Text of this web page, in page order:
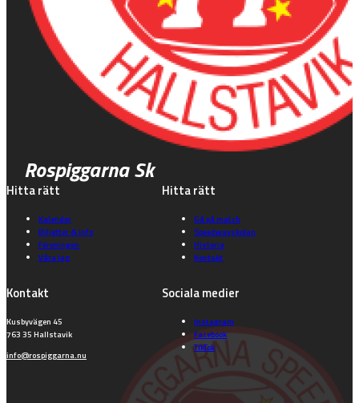
Rospiggarna Sk
Hitta rätt
Kalender
Biljetter & info
Föreningen
Våra lag
Hitta rätt
Gå på match
Speedwayskolan
Historia
Kontakt
Kontakt
Kusbyvägen 45
763 35 Hallstavik
info@rospiggarna.nu
Sociala medier
Instagram
Facebook
TikTok